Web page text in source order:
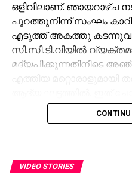
ജനങ്ങള്‍ക്കെതിരെ
കടുത്ത മനുഷ്യാവകാശ
നടക്കുന്നത്.
RELATED TOPICS:
ഷൂട്ടിംങ് സെറ്റുകളിലെ
ആരോപണങ്ങള്‍ക്ക്
യുപിയില്‍ ദളിത്
ഒളിവിലാണ്. ഞായറാഴ്ച
പുറത്തുനിന്ന് സംഘം
എടുത്ത് അകത്തു
സി.സി.ടി.വിയില്‍
മദ്യപിക്കുന്നതിനിടെ
ജീവനക്കാരുമായി
സംഘം ആദ്യം ബാറില്‍
ജീവനക്കാര്‍ക്ക്
VIDEO STORIES